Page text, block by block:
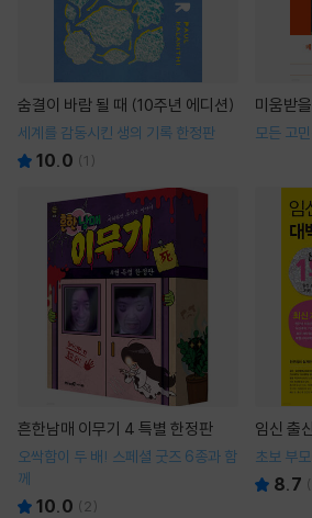
숨결이 바람 될 때 (10주년 에디션)
세계를 감동시킨 생의 기록 한정판
10.0 (1 )
미움받
모든 고
흔한남매 이무기 4 특별 한정판
오싹함이 두 배! 스페셜 굿즈 6종과 함
께
10.0 ( 2)
임신 출
초보 부
8.7 (